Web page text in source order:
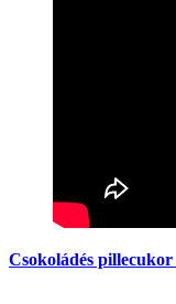
Csokoládés pillecukor